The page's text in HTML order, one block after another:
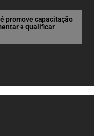
promove capacitação
e qualificar